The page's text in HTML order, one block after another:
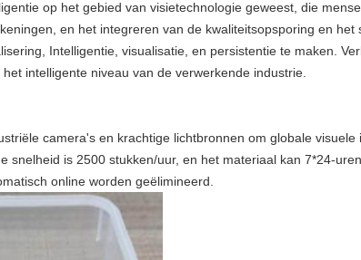
op het gebied van visietechnologie geweest, die
en het integreren van de kwaliteitsopsporing en het
Intelligentie, visualisatie, en persistentie te maken.
intelligente niveau van de verwerkende industrie.
camera's en krachtige lichtbronnen om globale visuele
is 2500 stukken/uur, en het materiaal kan 7*24-
online worden geëlimineerd.